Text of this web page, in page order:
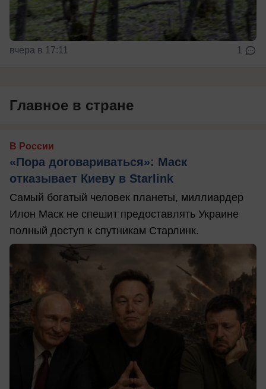
вчера в 17:11 1
Главное в стране
В России
«Пора договариваться»: Маск
отказывает Киеву в Starlink
Самый богатый человек планеты, миллиардер
Илон Маск не спешит предоставлять Украине
полный доступ к спутникам Старлинк.